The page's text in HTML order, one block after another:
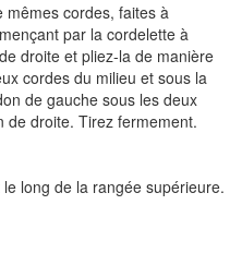
mêmes cordes, faites à
par la cordelette à
droite et pliez-la de manière
cordes du milieu et sous la
de gauche sous les deux
de droite. Tirez fermement.
long de la rangée supérieure.